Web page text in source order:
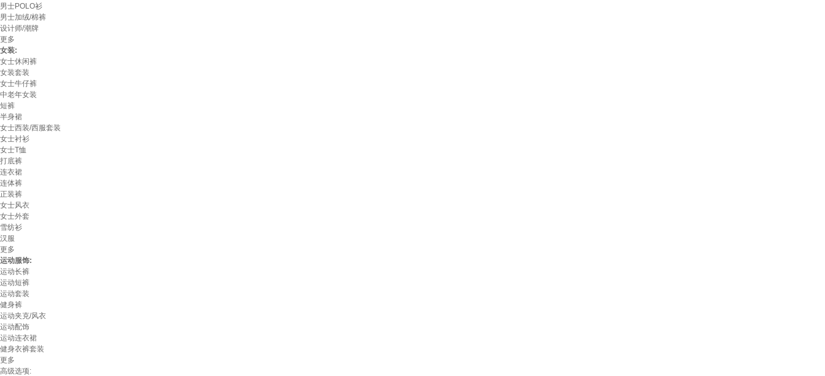
男士POLO衫
男士加绒/棉裤
设计师/潮牌
更多
女装:
女士休闲裤
女装套装
女士牛仔裤
中老年女装
短裤
半身裙
女士西装/西服套装
女士衬衫
女士T恤
打底裤
连衣裙
连体裤
正装裤
女士风衣
女士外套
雪纺衫
汉服
更多
运动服饰:
运动长裤
运动短裤
运动套装
健身裤
运动夹克/风衣
运动配饰
运动连衣裙
健身衣裤套装
更多
高级选项: